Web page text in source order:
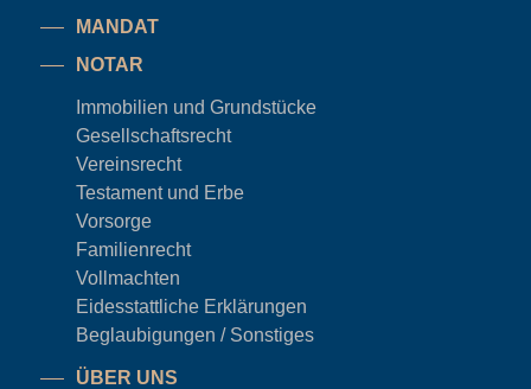
MANDAT
NOTAR
Immobilien und Grundstücke
Gesellschaftsrecht
Vereinsrecht
Testament und Erbe
Vorsorge
Familienrecht
Vollmachten
Eidesstattliche Erklärungen
Beglaubigungen / Sonstiges
ÜBER UNS